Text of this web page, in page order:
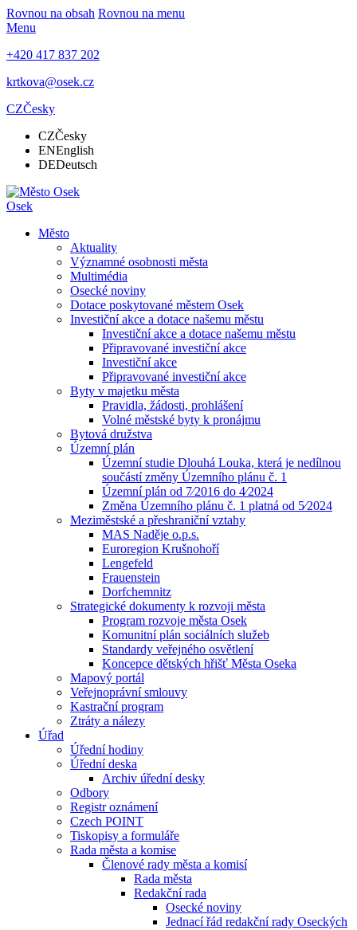
Rovnou na obsah Rovnou na menu
Menu
+420 417 837 202
krtkova@osek.cz
CZČesky
CZČesky
ENEnglish
DEDeutsch
Osek
Město
Aktuality
Významné osobnosti města
Multimédia
Osecké noviny
Dotace poskytované městem Osek
Investiční akce a dotace našemu městu
Investiční akce a dotace našemu městu
Připravované investiční akce
Investiční akce
Připravované investiční akce
Byty v majetku města
Pravidla, žádosti, prohlášení
Volné městské byty k pronájmu
Bytová družstva
Územní plán
Územní studie Dlouhá Louka, která je nedílnou
součástí změny Územního plánu č. 1
Územní plán od 7⁄2016 do 4⁄2024
Změna Územního plánu č. 1 platná od 5⁄2024
Meziměstské a přeshraniční vztahy
MAS Naděje o.p.s.
Euroregion Krušnohoří
Lengefeld
Frauenstein
Dorfchemnitz
Strategické dokumenty k rozvoji města
Program rozvoje města Osek
Komunitní plán sociálních služeb
Standardy veřejného osvětlení
Koncepce dětských hřišť Města Oseka
Mapový portál
Veřejnoprávní smlouvy
Kastrační program
Ztráty a nálezy
Úřad
Úřední hodiny
Úřední deska
Archiv úřední desky
Odbory
Registr oznámení
Czech POINT
Tiskopisy a formuláře
Rada města a komise
Členové rady města a komisí
Rada města
Redakční rada
Osecké noviny
Jednací řád redakční rady Oseckých